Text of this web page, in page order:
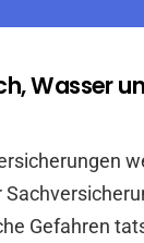
Wasser
Gefahren